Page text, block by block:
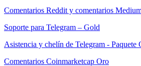
Comentarios Reddit y comentarios
Soporte para Telegram – Gold
Asistencia y chelín de Telegram - Paquete
Comentarios Coinmarketcap Oro